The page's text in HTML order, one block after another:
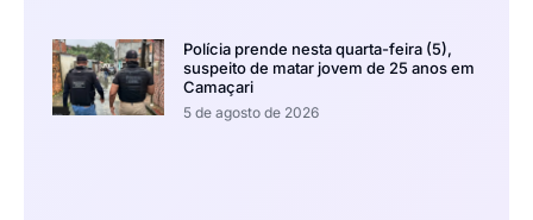
Polícia prende nesta quarta-feira (5),
suspeito de matar jovem de 25 anos em
Camaçari
5 de agosto de 2026